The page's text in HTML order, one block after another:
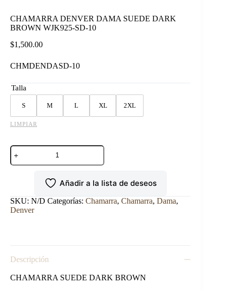
CHAMARRA DENVER DAMA SUEDE DARK
BROWN WJK925-SD-10
$1,500.00
CHMDENDASD-10
Talla
S M L XL 2XL
LIMPIAR
CHAMARRA
DENVER
DAMA
WJK925-
SD-
Añadir a la lista de deseos
SKU: N/D Categorías: Chamarra, Chamarra, Dama,
Denver
Descripción
CHAMARRA SUEDE DARK BROWN